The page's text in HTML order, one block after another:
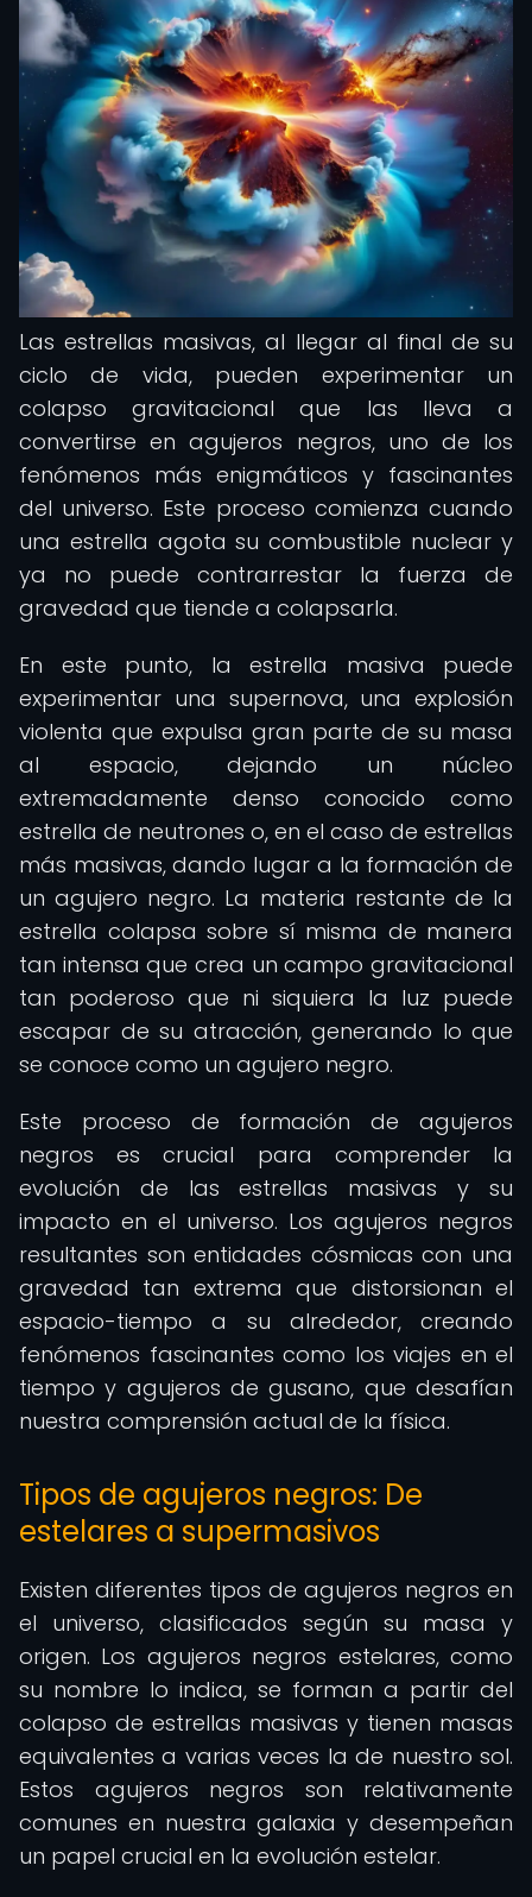
Las estrellas masivas, al llegar al final de su
ciclo de vida, pueden experimentar un
colapso gravitacional que las lleva a
convertirse en agujeros negros, uno de los
fenómenos más enigmáticos y fascinantes
del universo. Este proceso comienza cuando
una estrella agota su combustible nuclear y
ya no puede contrarrestar la fuerza de
gravedad que tiende a colapsarla.
En este punto, la estrella masiva puede
experimentar una supernova, una explosión
violenta que expulsa gran parte de su masa
al espacio, dejando un núcleo
extremadamente denso conocido como
estrella de neutrones o, en el caso de estrellas
más masivas, dando lugar a la formación de
un agujero negro. La materia restante de la
estrella colapsa sobre sí misma de manera
tan intensa que crea un campo gravitacional
tan poderoso que ni siquiera la luz puede
escapar de su atracción, generando lo que
se conoce como un agujero negro.
Este proceso de formación de agujeros
negros es crucial para comprender la
evolución de las estrellas masivas y su
impacto en el universo. Los agujeros negros
resultantes son entidades cósmicas con una
gravedad tan extrema que distorsionan el
espacio-tiempo a su alrededor, creando
fenómenos fascinantes como los viajes en el
tiempo y agujeros de gusano, que desafían
nuestra comprensión actual de la física.
Tipos de agujeros negros: De
estelares a supermasivos
Existen diferentes tipos de agujeros negros en
el universo, clasificados según su masa y
origen. Los agujeros negros estelares, como
su nombre lo indica, se forman a partir del
colapso de estrellas masivas y tienen masas
equivalentes a varias veces la de nuestro sol.
Estos agujeros negros son relativamente
comunes en nuestra galaxia y desempeñan
un papel crucial en la evolución estelar.